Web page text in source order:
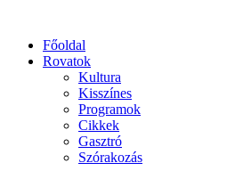
Főoldal
Rovatok
Kultura
Kisszínes
Programok
Cikkek
Gasztró
Szórakozás